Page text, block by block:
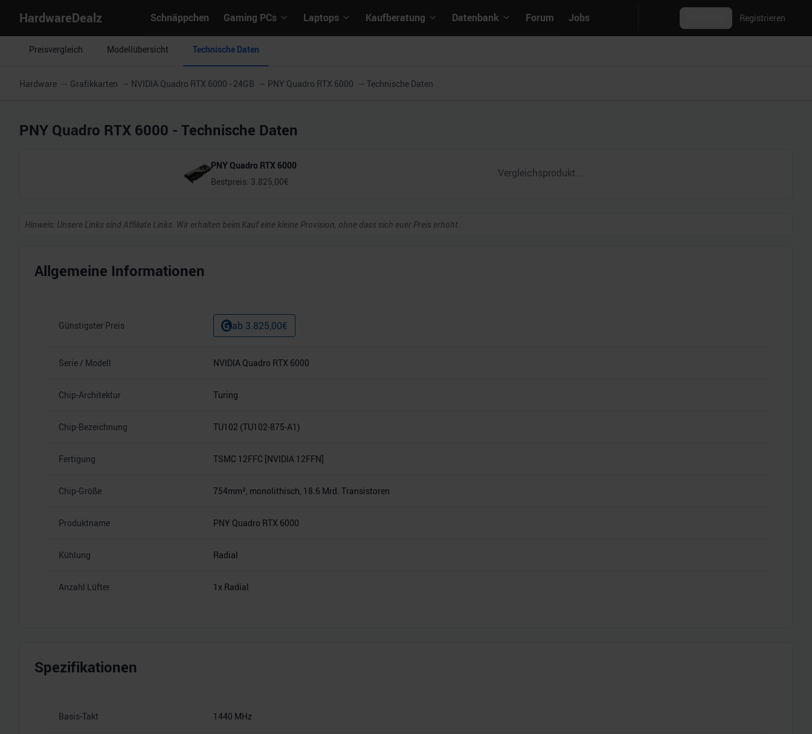
HardwareDealz Schnäppchen Gaming PCs Laptops Kaufberatung Datenbank Forum Jobs Registrieren
Preisvergleich Modellübersicht Technische Daten
Hardware Grafikkarten NVIDIA Quadro RTX 6000 - 24GB PNY Quadro RTX 6000 Technische Daten
PNY Quadro RTX 6000 - Technische Daten
PNY Quadro RTX 6000
Bestpreis: 3.825,00€
Hinweis: Unsere Links sind Affiliate Links. Wir erhalten beim Kauf eine kleine Provision, ohne dass sich euer Preis erhöht.
Allgemeine Informationen
Günstigster Preis ab 3.825,00€
Serie / Modell NVIDIA Quadro RTX 6000
Chip-Architektur Turing
Chip-Bezeichnung TU102 (TU102-875-A1)
Fertigung TSMC 12FFC [NVIDIA 12FFN]
Chip-Größe 754mm², monolithisch, 18.6 Mrd. Transistoren
Produktname PNY Quadro RTX 6000
Kühlung Radial
Anzahl Lüfter 1x Radial
Spezifikationen
Basis-Takt 1440 MHz